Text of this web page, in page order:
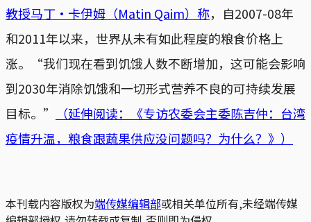
教授马丁·卡伊姆（Matin Qaim）称，自2007-08年
和2011年以来，世界从未有如此程度的粮食价格上
涨。“我们现在看到饥饿人数不断增加，这可能会影响
到2030年消除饥饿和一切形式营养不良的可持续发展
目标。”
（延伸阅读：《专访农委会主委陈吉仲：台湾
疫情升温，粮食跟蔬果供应没问题吗？为什么？》）
本刊载内容版权为端传媒编辑部或相关单位所有,未经端传媒